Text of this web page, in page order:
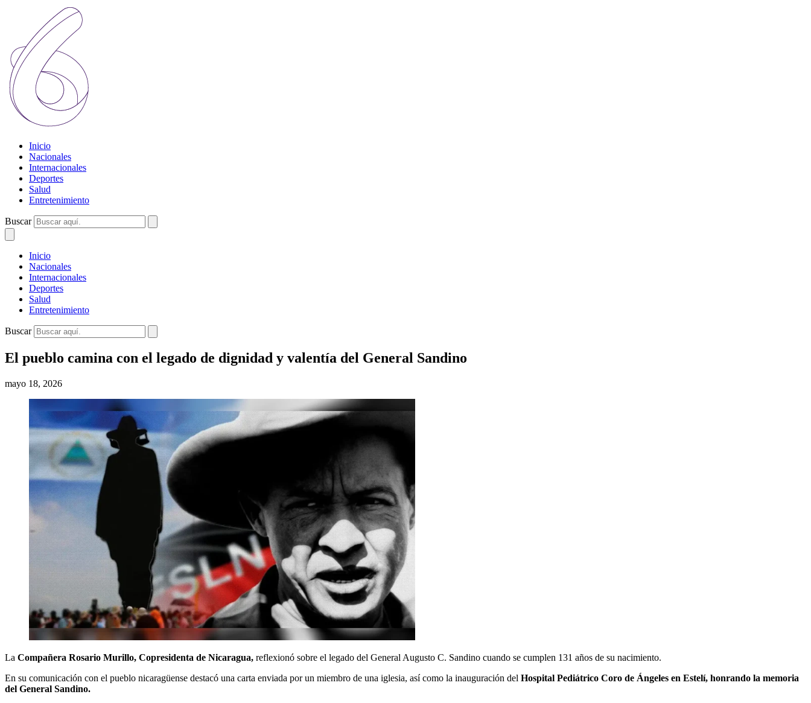
Inicio
Nacionales
Internacionales
Deportes
Salud
Entretenimiento
Buscar
Inicio
Nacionales
Internacionales
Deportes
Salud
Entretenimiento
Buscar
El pueblo camina con el legado de dignidad y valentía del General Sandino
mayo 18, 2026
La Compañera Rosario Murillo, Copresidenta de Nicaragua, reflexionó sobre el legado del General Augusto C. Sandino cuando se cumplen 131 años de su nacimiento.
En su comunicación con el pueblo nicaragüense destacó una carta enviada por un miembro de una iglesia, así como la inauguración del Hospital Pediátrico Coro de Ángeles en Estelí, honrando la memoria
del General Sandino.